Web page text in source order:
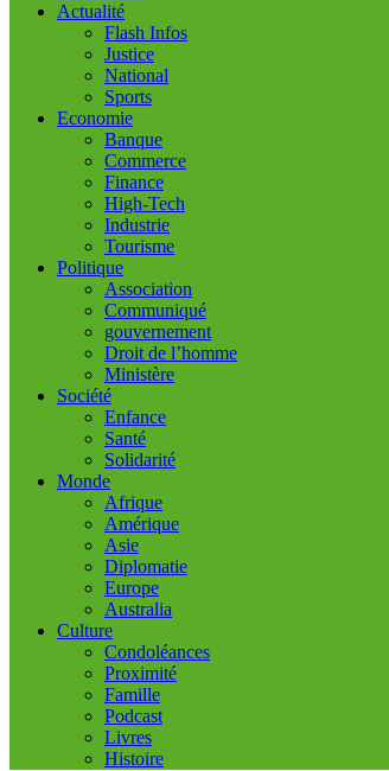
Actualité
Flash Infos
Justice
National
Sports
Economie
Banque
Commerce
Finance
High-Tech
Industrie
Tourisme
Politique
Association
Communiqué
gouvernement
Droit de l’homme
Ministère
Société
Enfance
Santé
Solidarité
Monde
Afrique
Amérique
Asie
Diplomatie
Europe
Australia
Culture
Condoléances
Proximité
Famille
Podcast
Livres
Histoire